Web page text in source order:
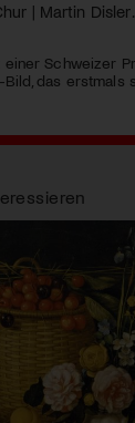
| Martin
einer Schweizer
Bild, das erstmals